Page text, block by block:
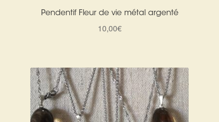
Pendentif Fleur de vie métal argenté
10,00€